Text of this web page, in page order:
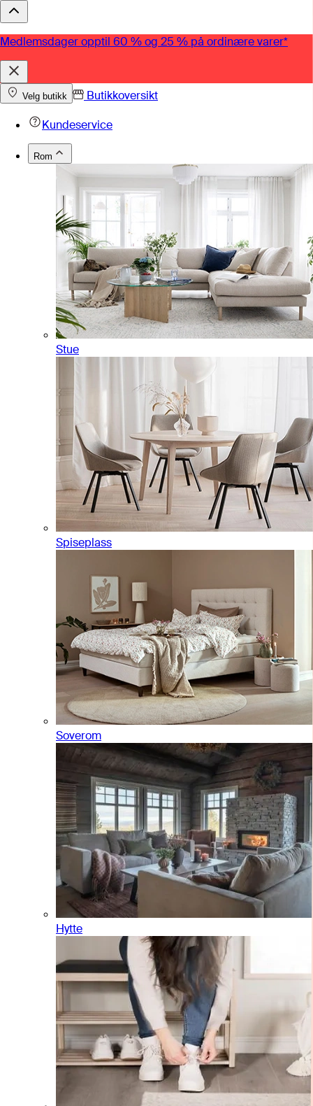
Medlemsdager opptil 60 % og 25 % på ordinære varer*
Velg butikk
Butikkoversikt
Kundeservice
Rom
Stue
Spiseplass
Soverom
Hytte